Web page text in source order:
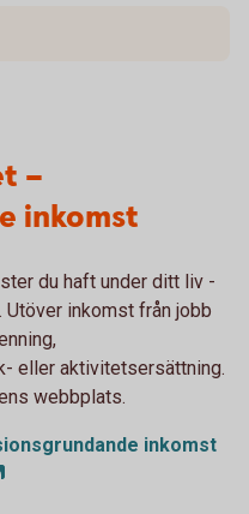
–
inkomst
du haft under ditt liv -
inkomst från jobb
eller aktivitetsersättning.
webbplats.
inkomst